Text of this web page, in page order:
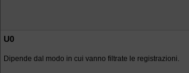
U0
Dipende dal modo in cui vanno filtrate le registrazioni.